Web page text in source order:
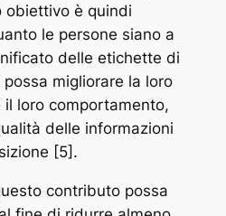
è quindi
le persone siano a
delle etichette di
migliorare la loro
loro comportamento,
delle informazioni
[5].
contributo possa